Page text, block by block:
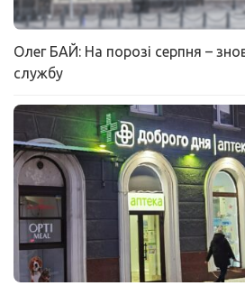
Олег БАЙ: На порозі серпня –
службу